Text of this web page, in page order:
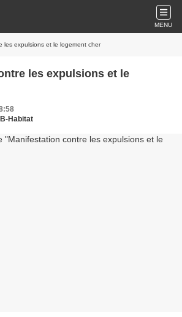
MENU
les expulsions et le logement cher
les expulsions et le
Habitat